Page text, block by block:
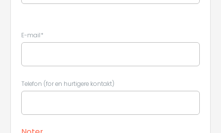
E-mail*
Telefon (for en hurtigere kontakt)